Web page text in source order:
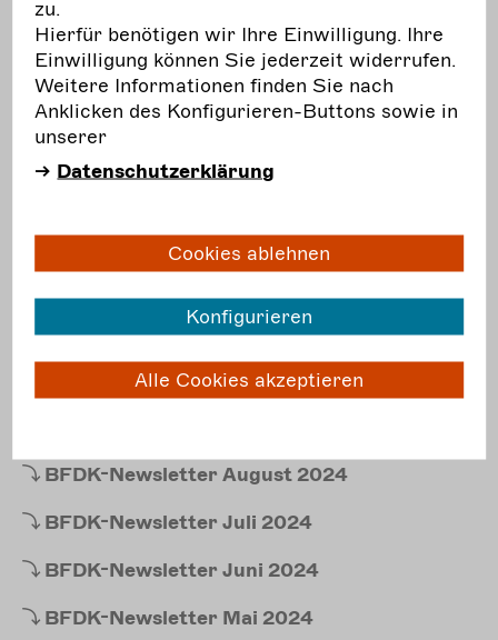
BFDK-NewsletterApril 2025
BFDK-NewsletterMärz 2025
BFDK-Newsletter
BFDK-NewsletterJanuar 2025
2024
BFDK-NewsletterNovember 2024
BFDK-NewsletterOktober 2024
BFDK-Newsletter August 2024
BFDK-Newsletter Juli 2024
BFDK-Newsletter Juni 2024
BFDK-Newsletter Mai 2024
zu.
Hierfür benötigen wir Ihre Einwilligung. Ihre
Einwilligung können Sie jederzeit widerrufen.
Weitere Informationen finden Sie nach
Anklicken des Konfigurieren-Buttons sowie in
unserer
Datenschutzerklärung
Cookies ablehnen
Konfigurieren
Alle Cookies akzeptieren